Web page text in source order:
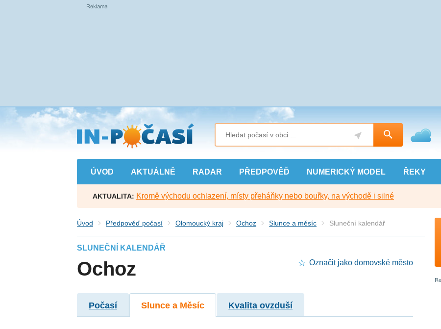
Přejít
na
hlavní
obsah
ÚVOD AKTUÁLNĚ RADAR PŘEDPOVĚĎ NUMERICKÝ MODEL ŘEKY
AKTUALITA: Kromě východu ochlazení, místy přeháňky nebo bouřky, na východě i silné
Úvod Předpověď počasí Olomoucký kraj Ochoz Slunce a měsíc Sluneční kalendář
SLUNEČNÍ KALENDÁŘ
Ochoz Označit jako domovské město
Počasí Slunce a Měsíc Kvalita ovzduší